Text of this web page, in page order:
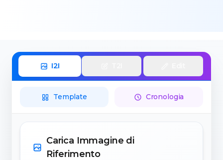
I2I
Template Cronologia
Carica Immagine di
Riferimento